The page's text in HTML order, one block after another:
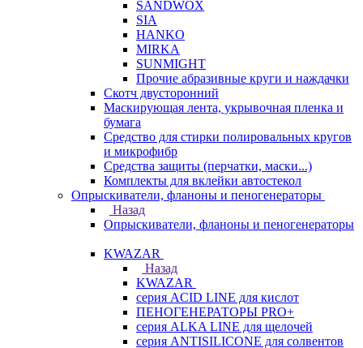
SANDWOX
SIA
HANKO
MIRKA
SUNMIGHT
Прочие абразивные круги и наждачки
Скотч двусторонний
Маскирующая лента, укрывочная пленка и
бумага
Средство для стирки полировальных кругов
и микрофибр
Средства защиты (перчатки, маски...)
Комплекты для вклейки автостекол
Опрыскиватели, фланоны и пеногенераторы
Назад
Опрыскиватели, фланоны и пеногенераторы
KWAZAR
Назад
KWAZAR
серия ACID LINE для кислот
ПЕНОГЕНЕРАТОРЫ PRO+
серия ALKA LINE для щелочей
серия ANTISILICONE для солвентов